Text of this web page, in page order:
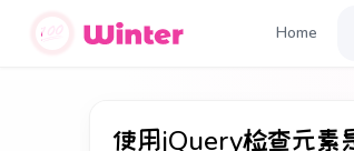
Home
使用jQuery检查元素